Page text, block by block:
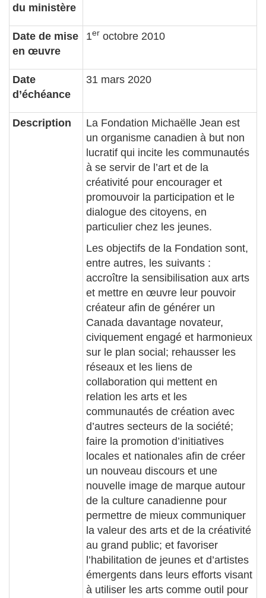
du ministère
Date de mise
en œuvre
1er octobre 2010
Date
d’échéance
31 mars 2020
Description
La Fondation Michaëlle Jean est
un organisme canadien à but non
lucratif qui incite les communautés
à se servir de l’art et de la
créativité pour encourager et
promouvoir la participation et le
dialogue des citoyens, en
particulier chez les jeunes.
Les objectifs de la Fondation sont,
entre autres, les suivants :
accroître la sensibilisation aux arts
et mettre en œuvre leur pouvoir
créateur afin de générer un
Canada davantage novateur,
civiquement engagé et harmonieux
sur le plan social; rehausser les
réseaux et les liens de
collaboration qui mettent en
relation les arts et les
communautés de création avec
d’autres secteurs de la société;
faire la promotion d’initiatives
locales et nationales afin de créer
un nouveau discours et une
nouvelle image de marque autour
de la culture canadienne pour
permettre de mieux communiquer
la valeur des arts et de la créativité
au grand public; et favoriser
l’habilitation de jeunes et d’artistes
émergents dans leurs efforts visant
à utiliser les arts comme outil pour